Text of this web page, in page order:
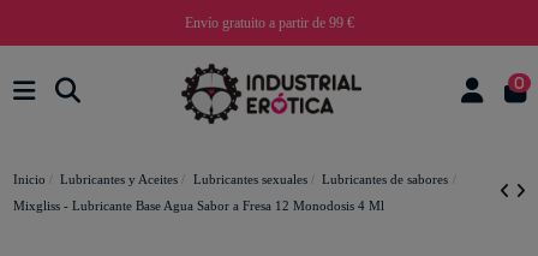
Envío gratuito a partir de 99 €
0
Inicio Lubricantes y Aceites Lubricantes sexuales
Lubricantes de sabores
Mixgliss - Lubricante Base Agua Sabor a Fresa 12 Monodosis 4 Ml